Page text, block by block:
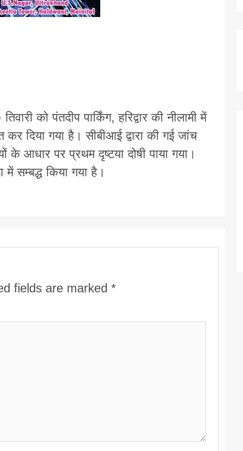
को पंतदीप पार्किंग, हरिद्वार की नीलामी में
दिया गया है। सीबीआई द्वारा की गई जांच
के आधार पर प्रथम दृष्टया दोषी पाया गया।
सम्बद्ध किया गया है।
fields are marked *